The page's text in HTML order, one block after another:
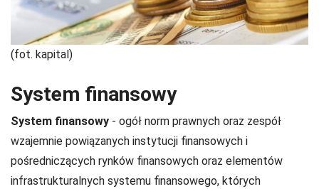
(fot. kapital)
System finansowy
System finansowy - ogół norm prawnych oraz zespół
wzajemnie powiązanych instytucji finansowych i
pośredniczących rynków finansowych oraz elementów
infrastrukturalnych systemu finansowego, których